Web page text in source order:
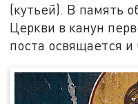
(кутьей). В память
Церкви в канун
поста освящается и